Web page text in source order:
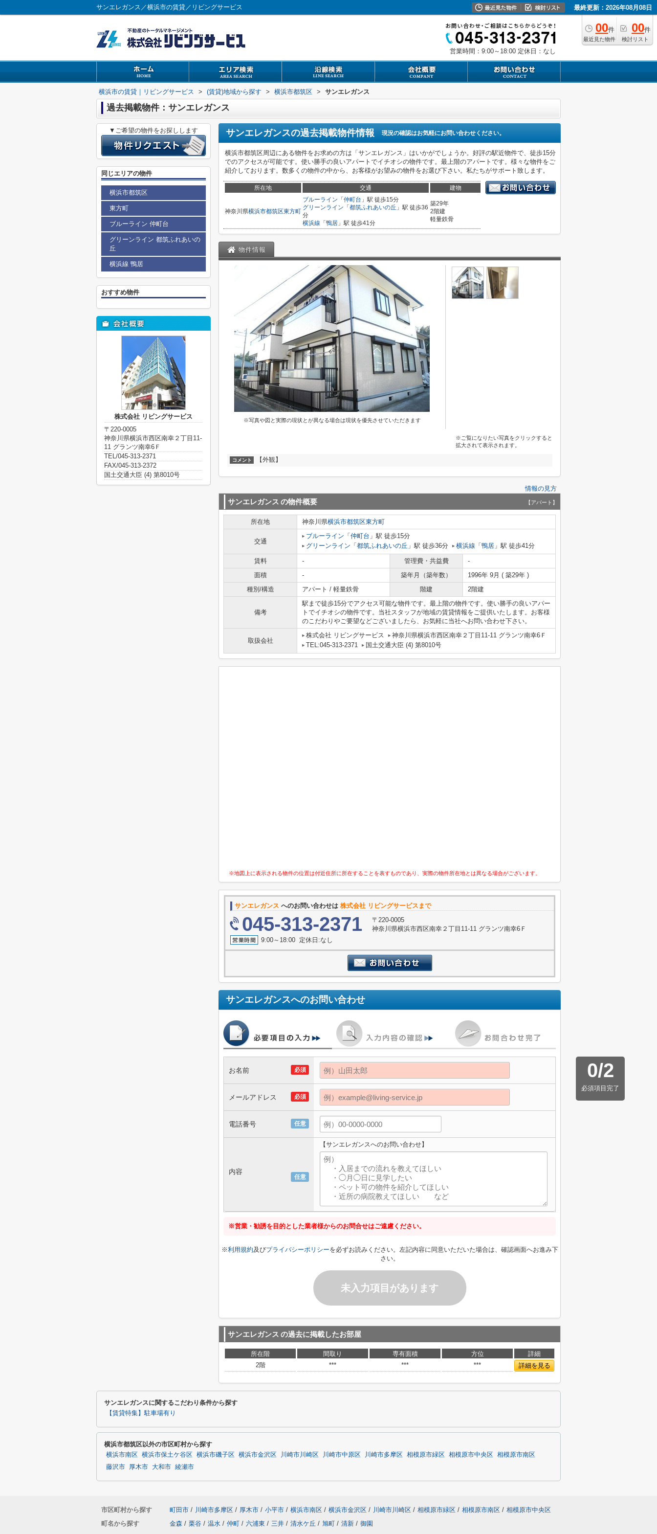
サンエレガンス／横浜市の賃貸／リビングサービス 最終更新：2026年08月08日
00件
最近見た物件
00件
検討リスト
営業時間：9:00～18:00 定休日：なし
横浜市の賃貸｜リビングサービス > (賃貸)地域から探す > 横浜市都筑区 > サンエレガンス
過去掲載物件：サンエレガンス
サンエレガンスの過去掲載物件情報 現況の確認はお気軽にお問い合わせください。
横浜市都筑区周辺にある物件をお求めの方は「サンエレガンス」はいかがでしょうか。好評の駅近物件で、徒歩15分
でのアクセスが可能です。使い勝手の良いアパートでイチオシの物件です。最上階のアパートです。様々な物件をご
紹介しております。数多くの物件の中から、お客様がお望みの物件をお選び下さい。私たちがサポート致します。
所在地 交通 建物
神奈川県横浜市都筑区東方町
ブルーライン 「 仲町台 」駅 徒歩15分
グリーンライン 「 都筑ふれあいの丘 」駅 徒歩36
分
横浜線 「 鴨居 」駅 徒歩41分
築29年
2階建
軽量鉄骨
物件情報
※写真や図と実際の現状とが異なる場合は現状を優先させていただきます
※ご覧になりたい写真をクリックすると
拡大されて表示されます。
コメント 【外観】
情報の見方
サンエレガンス の物件概要 【アパート】
所在地 神奈川県横浜市都筑区東方町
交通
ブルーライン 「 仲町台 」駅 徒歩15分
グリーンライン 「 都筑ふれあいの丘 」駅 徒歩36分 横浜線 「 鴨居 」駅 徒歩41分
賃料 - 管理費・共益費
-
面積
- 築年月（築年数）
1996年 9月 ( 築29年 )
種別/構造
アパート / 軽量鉄骨 階建 2階建
備考
駅まで徒歩15分でアクセス可能な物件です。最上階の物件です。使い勝手の良いアパー
トでイチオシの物件です。当社スタッフが地域の賃貸情報をご提供いたします。お客様
のこだわりやご要望などございましたら、お気軽に当社へお問い合わせ下さい。
取扱会社
株式会社 リビングサービス
神奈川県横浜市西区南幸２丁目11-11 グランツ南幸6Ｆ
TEL:045-313-2371
国土交通大臣 (4) 第8010号
※地図上に表示される物件の位置は付近住所に所在することを表すものであり、実際の物件所在地とは異なる場合がございます。
サンエレガンス へのお問い合わせは 株式会社 リビングサービスまで
045-313-2371
〒220-0005
神奈川県横浜市西区南幸２丁目11-11 グランツ南幸6Ｆ
9:00～18:00 定休日:なし
サンエレガンスへのお問い合わせ
0/2
必須項目完了
必須
お名前
必須
メールアドレス
任意
電話番号
任意
内容
【サンエレガンスへのお問い合わせ】
※営業・勧誘を目的とした業者様からのお問合せはご遠慮ください。
※利用規約及びプライバシーポリシーを必ずお読みください。左記内容に同意いただいた場合は、確認画面へお進み下
さい。
未入力項目があります
サンエレガンス の過去に掲載したお部屋
所在階 間取り 専有面積 方位
詳細
2階
*** *** *** 詳細を見る
▼ご希望の物件をお探しします
同じエリアの物件
横浜市都筑区
東方町
ブルーライン 仲町台
グリーンライン 都筑ふれあいの
丘
横浜線 鴨居
おすすめ物件
株式会社 リビングサービス
〒220-0005
神奈川県横浜市西区南幸２丁目11-
11 グランツ南幸6Ｆ
TEL/045-313-2371
FAX/045-313-2372
国土交通大臣 (4) 第8010号
サンエレガンスに関するこだわり条件から探す
【賃貸特集】駐車場有り
横浜市都筑区以外の市区町村から探す
横浜市南区 横浜市保土ケ谷区 横浜市磯子区 横浜市金沢区 川崎市川崎区 川崎市中原区 川崎市多摩区 相模原市緑区 相模原市中央区
相模原市南区
藤沢市
厚木市 大和市 綾瀬市
市区町村から探す 町田市 / 川崎市多摩区 / 厚木市 / 小平市 / 横浜市南区 / 横浜市金沢区 / 川崎市川崎区 / 相模原市緑区 / 相模原市南区 / 相模原市中央区
町名から探す
金森 / 栗谷 / 温水 / 仲町 / 六浦東 / 三井 / 清水ケ丘 / 旭町 / 清新 / 御園